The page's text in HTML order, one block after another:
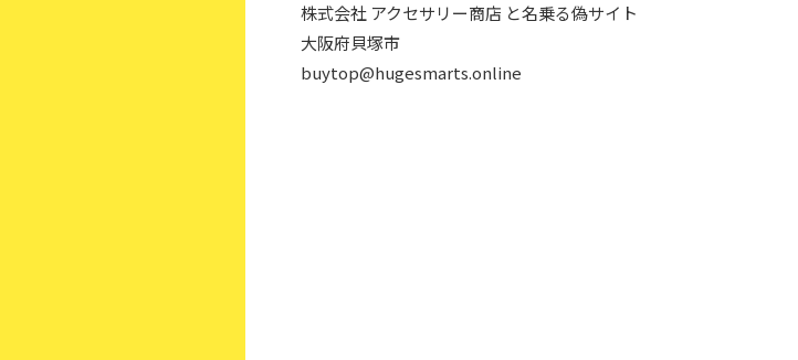
株式会社 アクセサリー商店 と名乗る偽サイト
大阪府貝塚市
buytop@hugesmarts.online